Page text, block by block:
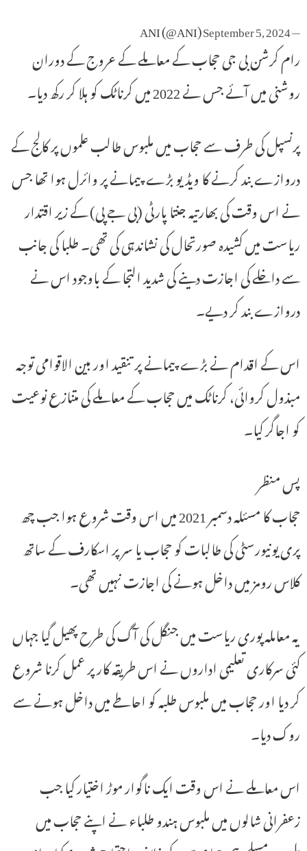
— ANI (@ANI)
September 5, 2024
رام کرشن بی جی حجاب کے معاملے کے عروج کے دوران
روشنی میں آئے جس نے 2022 میں کرناٹک کو ہلا کر رکھ دیا۔
پرنسپل کی طرف سے حجاب میں ملبوس طالب علموں پر کالج کے
دروازے بند کرنے کا ویڈیو بڑے پیمانے پر وائرل ہوا تھا جس
نے اس وقت کی بھارتیہ جنتا پارٹی (بی جے پی) کے زیر اقتدار
ریاست میں کشیدہ صورتحال کی نشاندہی کی تھی۔ طلبا کی جانب
سے داخلے کی اجازت دینے کی شدید التجا کے باوجود اس نے
دروازے بند کر دیے۔
اس کے اقدام نے بڑے پیمانے پر تنقید اور بین الاقوامی توجہ
مبذول کروائی، کرناٹک میں حجاب کے معاملے کی متنازع نوعیت
کو اجاگر کیا۔
پس منظر
حجاب کا مسئلہ دسمبر 2021 میں اس وقت شروع ہوا جب چھ
پری یونیورسٹی کی طالبات کو حجاب یا سر پر اسکارف کے ساتھ
کلاس رومز میں داخل ہونے کی اجازت نہیں تھی۔
یہ معاملہ پوری ریاست میں جنگل کی آگ کی طرح پھیل گیا جہاں
کئی سرکاری تعلیمی اداروں نے اس طریقہ کار پر عمل کرنا شروع
کر دیا اور حجاب میں ملبوس طلبہ کو احاطے میں داخل ہونے سے
روک دیا۔
اس معاملے نے اس وقت ایک ناگوار موڑ اختیار کیا جب
زعفرانی شالوں میں ملبوس ہندو طلباء نے اپنے حجاب میں